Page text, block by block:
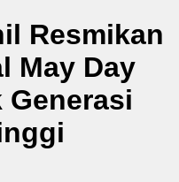
Resmikan
May Day
Generasi